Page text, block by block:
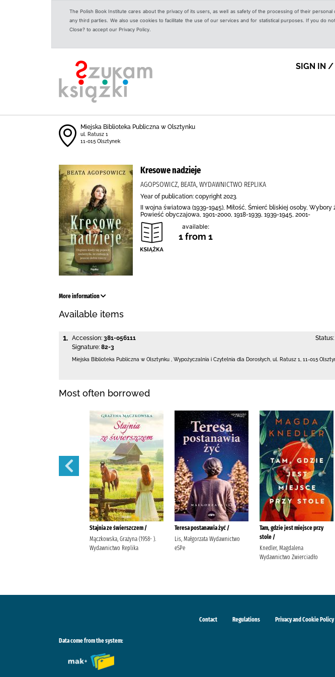
The Polish Book Institute cares about the privacy of its users, as well as safety of the processing of their
any third parties. We also use cookies to facilitate the use of our services and for statistical purposes. If you do
Close? to accept our Privacy Policy.
SIGN IN /
Miejska Biblioteka Publiczna w Olsztynku
ul. Ratusz 1
11-015 Olsztynek
Kresowe nadzieje
AGOPSOWICZ, BEATA, WYDAWNICTWO REPLIKA
Year of publication: copyright 2023.
II wojna światowa (1939-1945), Miłość, Śmierć bliskiej osoby,
Powieść obyczajowa, 1901-2000, 1918-1939, 1939-1945, 2001-
available:
1 from 1
More information
Available items
1. Accession: 381-056111
Signature: 82-3
Status:
Miejska Biblioteka Publiczna w Olsztynku Wypożyczalnia i Czytelnia dla Dorosłych, ul. Ratusz 1 11-015
Most often borrowed
Stajnia ze świerszczem /
Mączkowska, Grażyna (1958- ).
Wydawnictwo Replika
Teresa postanawia żyć /
Lis, Małgorzata Wydawnictwo
eSPe
Tam, gdzie jest miejsce przy
stole /
Knedler, Magdalena
Wydawnictwo Zwierciadło
Contact Regulations Privacy and Cookie Policy
Data come from the system: